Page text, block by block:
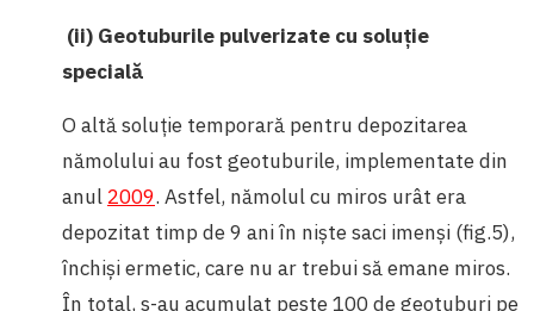
(ii) Geotuburile pulverizate cu soluție
specială
O altă soluție temporară pentru depozitarea
nămolului au fost geotuburile, implementate din
anul 2009. Astfel, nămolul cu miros urât era
depozitat timp de 9 ani în niște saci imenși (fig.5),
închiși ermetic, care nu ar trebui să emane miros.
În total, s-au acumulat peste 100 de geotuburi pe